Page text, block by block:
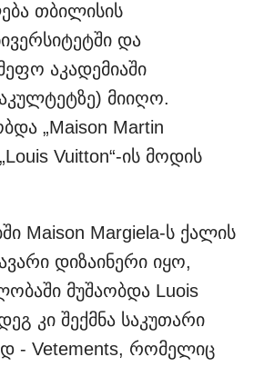
თბილისის
და
აკადემიაში
მიიღო.
„Maison Martin
Vuitton“-ის მოდის
Maison Margiela-ს ქალის
დიზაინერი იყო,
მუშაობდა Luois
კი შექმნა საკუთარი
- Vetements, რომელიც